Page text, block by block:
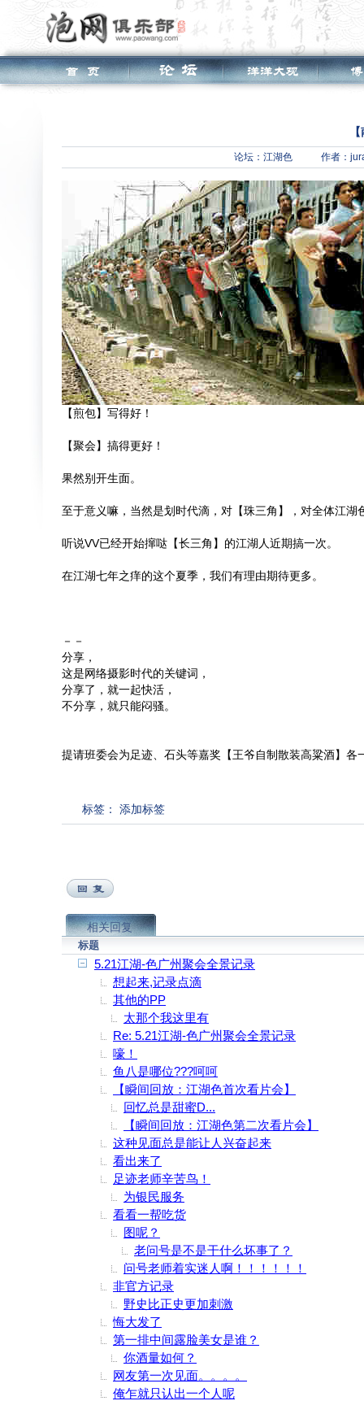
论坛： 江湖色 作者：
【煎包】写得好！
【聚会】搞得更好！
果然别开生面。
至于意义嘛，当然是划时代滴，对【珠三角】，对全体江湖
听说VV已经开始撺哒【长三角】的江湖人近期搞一次。
在江湖七年之痒的这个夏季，我们有理由期待更多。
－－
分享，
这是网络摄影时代的关键词，
分享了，就一起快活，
不分享，就只能闷骚。
提请班委会为足迹、石头等嘉奖【王爷自制散装高粱酒】各
标签： 添加标签
相关回复
标题
5.21江湖-色广州聚会全景记录
想起来,记录点滴
其他的PP
太那个我这里有
Re: 5.21江湖-色广州聚会全景记录
嚎！
鱼八是哪位???呵呵
【瞬间回放：江湖色首次看片会】
回忆总是甜蜜D...
【瞬间回放：江湖色第二次看片会】
这种见面总是能让人兴奋起来
看出来了
足迹老师辛苦鸟！
为银民服务
看看一帮吃货
图呢？
老问号是不是干什么坏事了？
问号老师着实迷人啊！！！！！！
非官方记录
野史比正史更加刺激
悔大发了
第一排中间露脸美女是谁？
你酒量如何？
网友第一次见面。。。。
俺乍就只认出一个人呢